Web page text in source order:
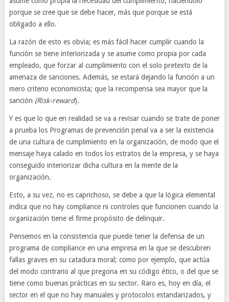
porque se cree que se debe hacer, más que porque se está
obligado a ello.
La razón de esto es obvia; es más fácil hacer cumplir cuando la
función se tiene interiorizada y se asume como propia por cada
empleado, que forzar al cumplimiento con el solo pretexto de la
amenaza de sanciones. Además, se estará dejando la función a un
mero criterio economicista; que la recompensa sea mayor que la
sanción (Risk-reward).
Y es que lo que en realidad se va a revisar cuando se trate de poner
a prueba los Programas de prevención penal va a ser la existencia
de una cultura de cumplimiento en la organización, de modo que el
mensaje haya calado en todos los estratos de la empresa, y se haya
conseguido interiorizar dicha cultura en la mente de la
organización.
Esto, a su vez, no es caprichoso, se debe a que la lógica elemental
indica que no hay compliance ni controles que funcionen cuando la
organización tiene el firme propósito de delinquir.
Pensemos en la consistencia que puede tener la defensa de un
programa de compliance en una empresa en la que se descubren
fallas graves en su catadura moral; como por ejemplo, que actúa
del modo contrario al que pregona en su código ético, o del que se
tiene como buenas prácticas en su sector. Raro es, hoy en día, el
sector en el que no hay manuales y protocolos estandarizados, y